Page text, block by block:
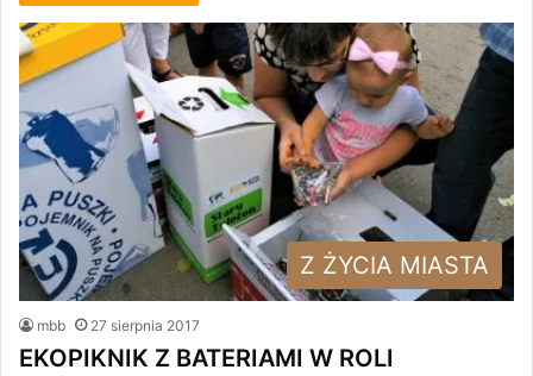
Z ŻYCIA MIASTA
mbb 27 sierpnia 2017
EKOPIKNIK Z BATERIAMI W ROLI